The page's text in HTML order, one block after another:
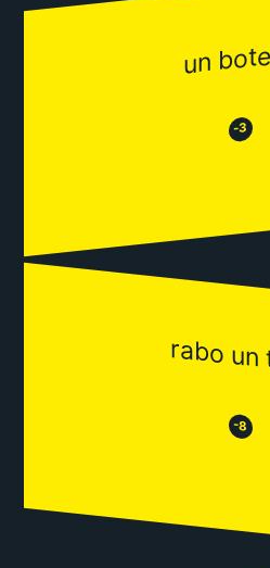
un
😒 -3
rabo un
😒 -8